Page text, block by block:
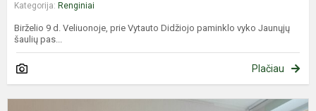
Kategorija: Renginiai
Birželio 9 d. Veliuonoje, prie Vytauto Didžiojo paminklo vyko Jaunųjų
šaulių pas...
Plačiau